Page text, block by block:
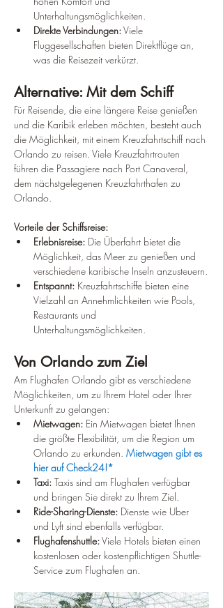
Unterhaltungsmöglichkeiten.
Direkte Verbindungen: Viele
Fluggesellschaften bieten Direktflüge an,
was die Reisezeit verkürzt.
Alternative: Mit dem Schiff
Für Reisende, die eine längere Reise genießen
und die Karibik erleben möchten, besteht auch
die Möglichkeit, mit einem Kreuzfahrtschiff nach
Orlando zu reisen. Viele Kreuzfahrtrouten
führen die Passagiere nach Port Canaveral,
dem nächstgelegenen Kreuzfahrthafen zu
Orlando.
Vorteile der Schiffsreise:
Erlebnisreise: Die Überfahrt bietet die
Möglichkeit, das Meer zu genießen und
verschiedene karibische Inseln anzusteuern.
Entspannt: Kreuzfahrtschiffe bieten eine
Vielzahl an Annehmlichkeiten wie Pools,
Restaurants und
Unterhaltungsmöglichkeiten.
Von Orlando zum Ziel
Am Flughafen Orlando gibt es verschiedene
Möglichkeiten, um zu Ihrem Hotel oder Ihrer
Unterkunft zu gelangen:
Mietwagen: Ein Mietwagen bietet Ihnen
die größte Flexibilität, um die Region um
Orlando zu erkunden. Mietwagen gibt es
hier auf Check24!*
Taxi: Taxis sind am Flughafen verfügbar
und bringen Sie direkt zu Ihrem Ziel.
Ride-Sharing-Dienste: Dienste wie Uber
und Lyft sind ebenfalls verfügbar.
Flughafenshuttle: Viele Hotels bieten einen
kostenlosen oder kostenpflichtigen Shuttle-
Service zum Flughafen an.